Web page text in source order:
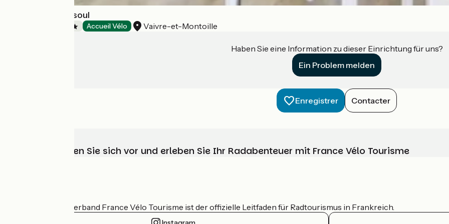
Camping de Vesoul
Accueil Vélo Vaivre-et-Montoille
Haben Sie eine Information zu dieser Einrichtung für uns?
Ein Problem melden
Enregistrer Contacter
Wählen, bereiten Sie sich vor und erleben Sie Ihr Radabenteuer mit France Vélo Tourisme
Der nationale Verband France Vélo Tourisme ist der offizielle Leitfaden für Radtourismus in Frankreich.